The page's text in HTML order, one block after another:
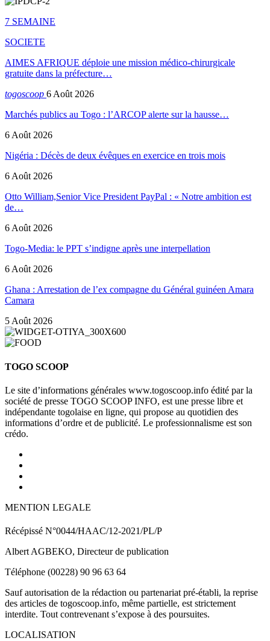
7 SEMAINE
SOCIETE
AIMES AFRIQUE déploie une mission médico-chirurgicale
gratuite dans la préfecture…
togoscoop 6 Août 2026
Marchés publics au Togo : l’ARCOP alerte sur la hausse…
6 Août 2026
Nigéria : Décès de deux évêques en exercice en trois mois
6 Août 2026
Otto William,Senior Vice President PayPal : « Notre ambition est
de…
6 Août 2026
Togo-Media: le PPT s’indigne après une interpellation
6 Août 2026
Ghana : Arrestation de l’ex compagne du Général guinéen Amara
Camara
5 Août 2026
TOGO SCOOP
Le site d’informations générales www.togoscoop.info édité par la
société de presse TOGO SCOOP INFO, est une presse libre et
indépendante togolaise en ligne, qui propose au quotidien des
informations d’ordre et de publicité. Le professionnalisme est son
crédo.
MENTION LEGALE
Récépissé N°0044/HAAC/12-2021/PL/P
Albert AGBEKO, Directeur de publication
Téléphone (00228) 90 96 63 64
Sauf autorisation de la rédaction ou partenariat pré-établi, la reprise
des articles de togoscoop.info, même partielle, est strictement
interdite. Tout contrevenant s’expose à des poursuites.
LOCALISATION